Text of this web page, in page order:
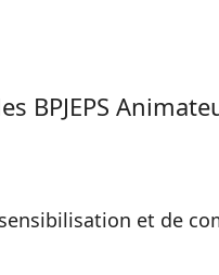
BPJEPS
et de